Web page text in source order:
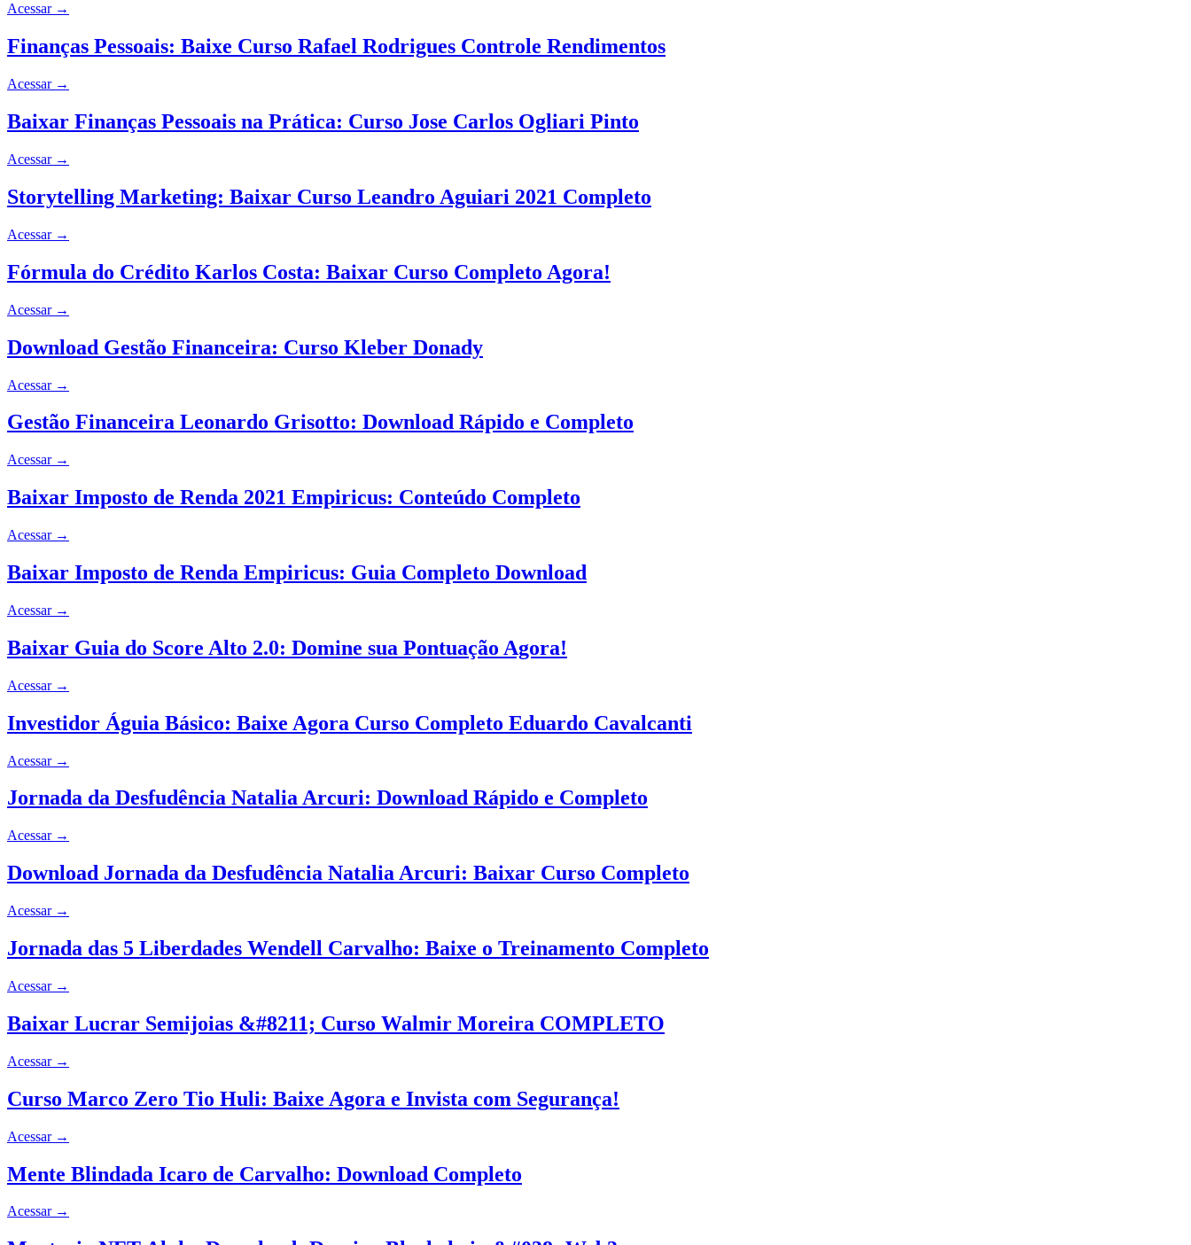
Acessar →
Finanças Pessoais: Baixe Curso Rafael Rodrigues Controle Rendimentos
Acessar →
Baixar Finanças Pessoais na Prática: Curso Jose Carlos Ogliari Pinto
Acessar →
Storytelling Marketing: Baixar Curso Leandro Aguiari 2021 Completo
Acessar →
Fórmula do Crédito Karlos Costa: Baixar Curso Completo Agora!
Acessar →
Download Gestão Financeira: Curso Kleber Donady
Acessar →
Gestão Financeira Leonardo Grisotto: Download Rápido e Completo
Acessar →
Baixar Imposto de Renda 2021 Empiricus: Conteúdo Completo
Acessar →
Baixar Imposto de Renda Empiricus: Guia Completo Download
Acessar →
Baixar Guia do Score Alto 2.0: Domine sua Pontuação Agora!
Acessar →
Investidor Águia Básico: Baixe Agora Curso Completo Eduardo Cavalcanti
Acessar →
Jornada da Desfudência Natalia Arcuri: Download Rápido e Completo
Acessar →
Download Jornada da Desfudência Natalia Arcuri: Baixar Curso Completo
Acessar →
Jornada das 5 Liberdades Wendell Carvalho: Baixe o Treinamento Completo
Acessar →
Baixar Lucrar Semijoias &#8211; Curso Walmir Moreira COMPLETO
Acessar →
Curso Marco Zero Tio Huli: Baixe Agora e Invista com Segurança!
Acessar →
Mente Blindada Icaro de Carvalho: Download Completo
Acessar →